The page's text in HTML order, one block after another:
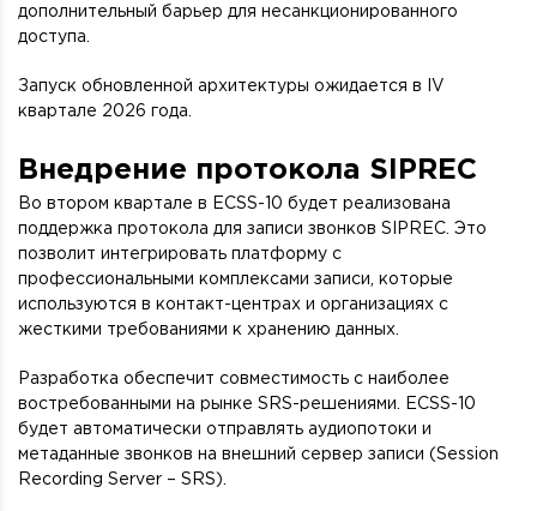
дополнительный барьер для несанкционированного
доступа.
Запуск обновленной архитектуры ожидается в IV
квартале 2026 года.
Внедрение протокола SIPREC
Во втором квартале в ECSS-10 будет реализована
поддержка протокола для записи звонков SIPREC. Это
позволит интегрировать платформу с
профессиональными комплексами записи, которые
используются в контакт-центрах и организациях с
жесткими требованиями к хранению данных.
Разработка обеспечит совместимость с наиболее
востребованными на рынке SRS-решениями. ECSS-10
будет автоматически отправлять аудиопотоки и
метаданные звонков на внешний сервер записи (Session
Recording Server – SRS).